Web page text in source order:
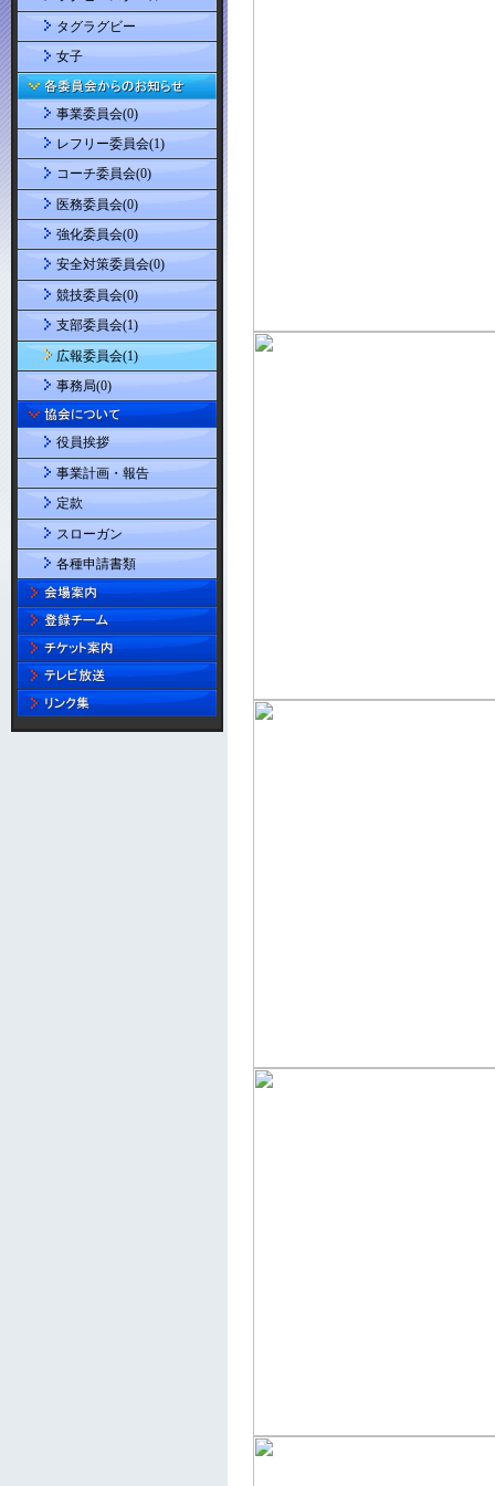
タグラグビー
女子
事業委員会(0)
レフリー委員会(1)
コーチ委員会(0)
医務委員会(0)
強化委員会(0)
安全対策委員会(0)
競技委員会(0)
支部委員会(1)
広報委員会(1)
事務局(0)
役員挨拶
事業計画・報告
定款
スローガン
各種申請書類